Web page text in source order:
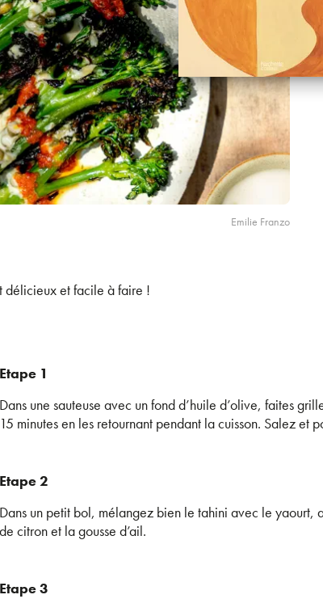
Emilie Franzo
délicieux et facile à faire !
Etape 1
Dans une sauteuse avec un fond d’huile d’olive, faites
15 minutes en les retournant pendant la cuisson. Salez et
Etape 2
Dans un petit bol, mélangez bien le tahini avec le yaourt,
de citron et la gousse d’ail.
Etape 3